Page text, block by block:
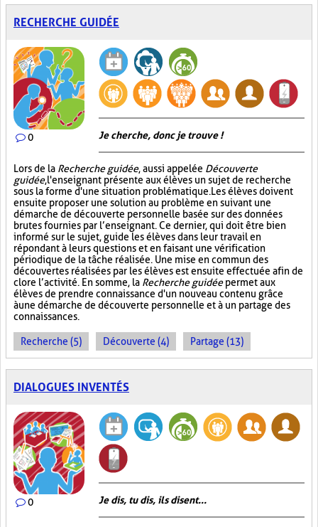
RECHERCHE GUIDÉE
0 Je cherche, donc je trouve !
Lors de la Recherche guidée, aussi appelée Découverte
guidée, l'enseignant présente aux élèves un sujet de recherche
sous la forme d'une situation problématique. Les élèves doivent
ensuite proposer une solution au problème en suivant une
démarche de découverte personnelle basée sur des données
brutes fournies par l’enseignant. Ce dernier, qui doit être bien
informé sur le sujet, guide les élèves dans leur travail en
répondant à leurs questions et en faisant une vérification
périodique de la tâche réalisée. Une mise en commun des
découvertes réalisées par les élèves est ensuite effectuée afin de
clore l’activité. En somme, la Recherche guidéepermet aux
élèves de prendre connaissance d'un nouveau contenu grâce
à une démarche de découverte personnelle et à un partage des
connaissances.
Recherche (5) Découverte (4) Partage (13)
DIALOGUES INVENTÉS
0 Je dis, tu dis, ils disent...